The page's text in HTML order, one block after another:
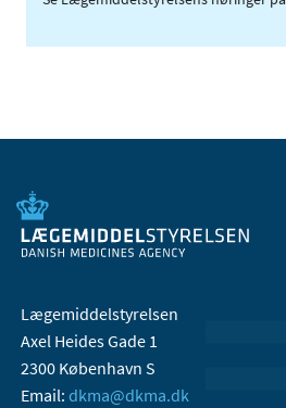
Lægemiddelstyrelsen
Axel Heides Gade 1
2300 København S
Email: dkma@dkma.dk